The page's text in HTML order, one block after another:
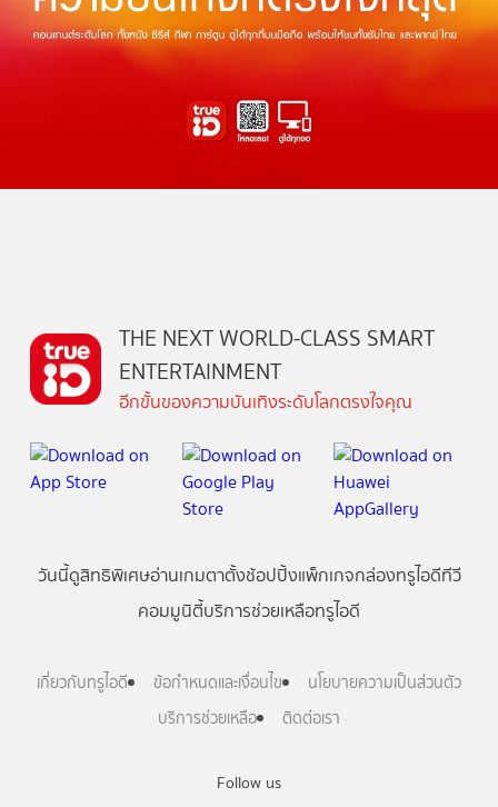
Follow us
THE NEXT WORLD-CLASS SMART
ENTERTAINMENT
อีกขั้นของความบันเทิงระดับโลกตรงใจคุณ
วันนี้ดูสิทธิพิเศษอ่านเกมตาตั้งช้อปปิ้งแพ็กเกจกล่องทรูไอดีทีวี
คอมมูนิตี้บริการช่วยเหลือทรูไอดี
เกี่ยวกับทรูไอดี ข้อกำหนดและเงื่อนไข
นโยบายความเป็นส่วนตัว
บริการช่วยเหลือ
ติดต่อเรา